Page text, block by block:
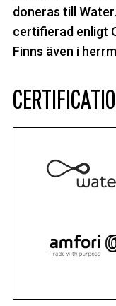
doneras till
certifierad enligt
Finns även i